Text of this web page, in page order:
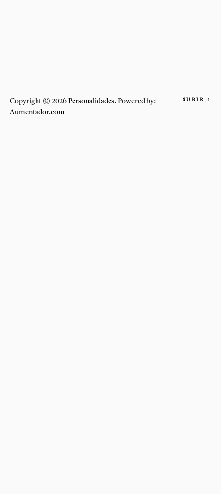
Copyright © 2026 Personalidades. Powered by:
Aumentador.com
SUBIR ↑